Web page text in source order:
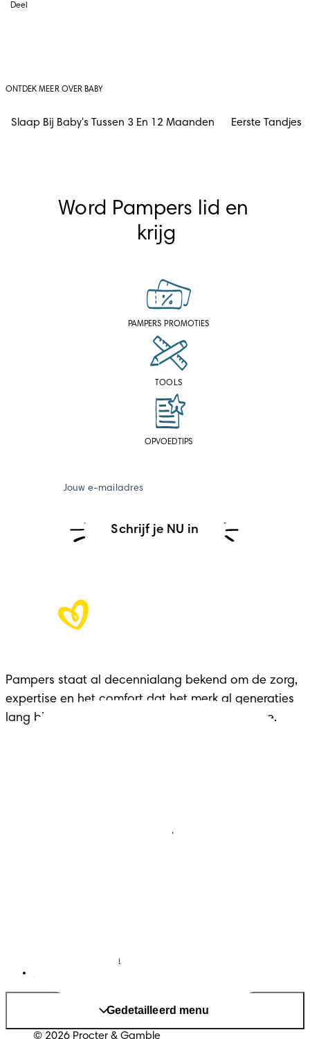
Deel
ONTDEK MEER OVER BABY
Slaap Bij Baby's Tussen 3 En 12 Maanden Eerste Tandjes
Word Pampers lid en
krijg
PAMPERS PROMOTIES
TOOLS
OPVOEDTIPS
Jouw e-mailadres
Schrijf je NU in
Pampers staat al decennialang bekend om de zorg,
expertise en het comfort dat het merk al generaties
lang biedt aan gezinnen in elke belangrijke fase.
Land/regio wijzigen
Gedetailleerd menu
© 2026 Procter & Gamble